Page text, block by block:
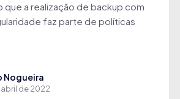
que a realização de backup com
faz parte de políticas
Nogueira
abril de 2022